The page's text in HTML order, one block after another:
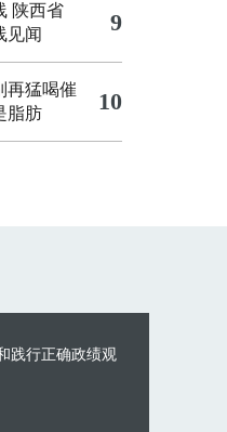
陕西省
见闻
9
再猛喝催
脂肪
10
践行正确政绩观